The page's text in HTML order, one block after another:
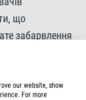
що
забарвлення
our website, show
For more